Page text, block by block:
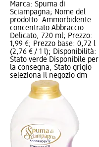
Marca: Spuma di
Sciampagna; Nome del
prodotto: Ammorbidente
concentrato Abbraccio
Delicato, 720 ml; Prezzo:
1,99 €; Prezzo base: 0,72 l
(2,76 € / 1 l); Disponibilità:
Stato verde Disponibile per
la consegna, Stato grigio
seleziona il negozio dm